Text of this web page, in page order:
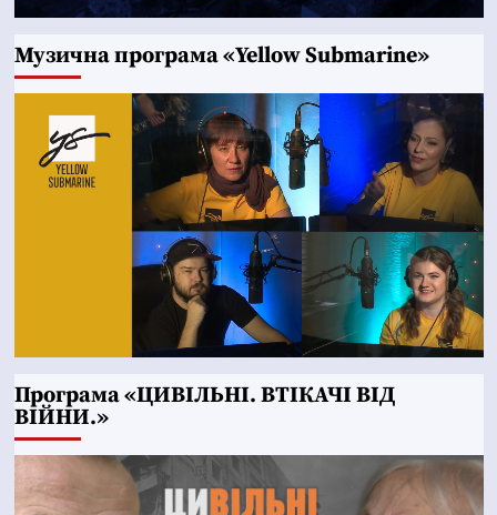
Музична програма «Yellow Submarine»
Програма «ЦИВІЛЬНІ. ВТІКАЧІ ВІД
ВІЙНИ.»